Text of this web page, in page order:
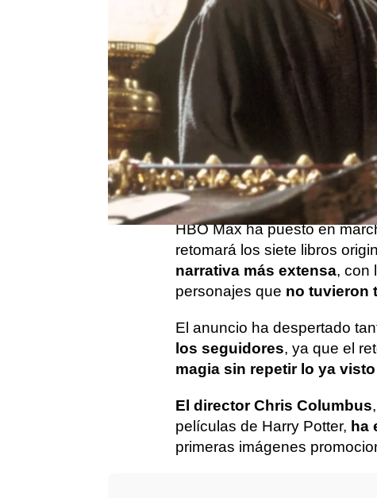
Candela Rabadán
Publicado: 28 de agosto de 2025, 16:17
Más de dos décadas
cines, el universo mágico
regresar a la pantalla, esta
HBO Max ha puesto en
retomará los siete libros
narrativa más extensa, con
personajes que no tuvieron
El anuncio ha despertado
los seguidores, ya que el
magia sin repetir lo ya visto
El director Chris Columbus
películas de Harry Potter, ha
primeras imágenes